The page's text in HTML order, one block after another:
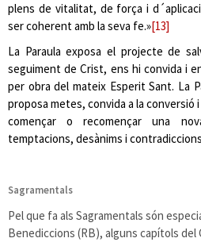
plens de vitalitat, de força i
ser coherent amb la seva fe.»[13]
La Paraula exposa el projecte de
seguiment de Crist, ens hi convida i
per obra del mateix Esperit Sant. La
proposa metes, convida a la conversió
començar o recomençar una
temptacions, desànims i
Sagramentals
Pel que fa als Sagramentals són
Benediccions (RB), alguns capítols del